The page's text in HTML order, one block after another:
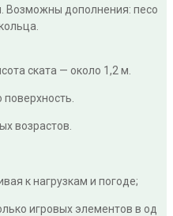
Возможны дополнения: песо
ската — около 1,2 м.
возрастов.
к нагрузкам и погоде;
игровых элементов в од